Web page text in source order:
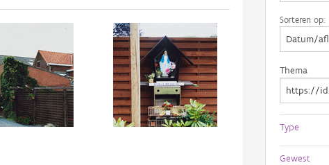
Sorteren op:
Thema
Type
Gewest